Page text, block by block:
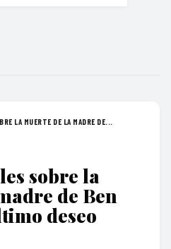
LA MUERTE DE LA MADRE DE...
sobre la
de Ben
deseo